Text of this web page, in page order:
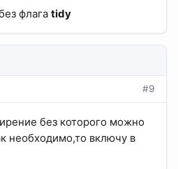
флага tidy
#9
без которого можно
необходимо,то включу в